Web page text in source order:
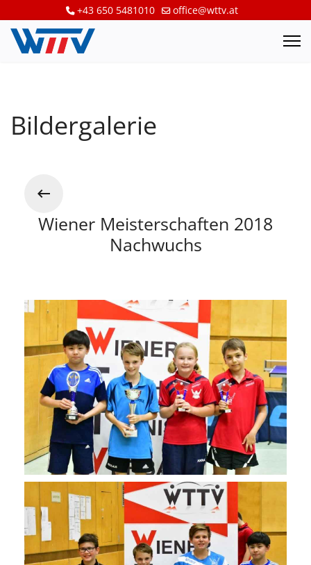
+43 650 5481010 office@wttv.at
Bildergalerie
Wiener Meisterschaften 2018
Nachwuchs